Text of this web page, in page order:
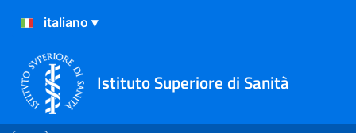
Istituto Superiore di Sanità